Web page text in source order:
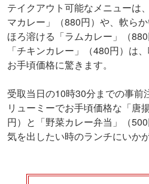
テイクアウト可能なメニューは
マカレー」（880円）や、軟ら
ほろ溶ける「ラムカレー」（
「チキンカレー」（480円）は
お手頃価格に驚きます。
受取当日の10時30分までの事前
リューミーでお手頃価格な「唐
円）と「野菜カレー弁当」（
気を出したい時のランチにいか